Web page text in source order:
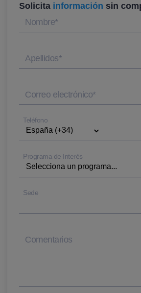
Solicita información sin
Nombre*
Apellidos*
Correo electrónico*
Teléfono
Programa de Interés
Sede
Comentarios